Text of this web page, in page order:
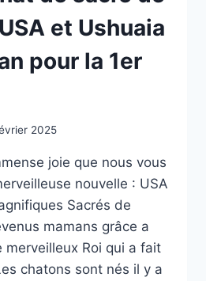
et Ushuaia
pour la 1er
2025
joie que nous vous
nouvelle : USA
Sacrés de
mamans grâce a
merveilleux Roi qui a fait
chatons sont nés il y a